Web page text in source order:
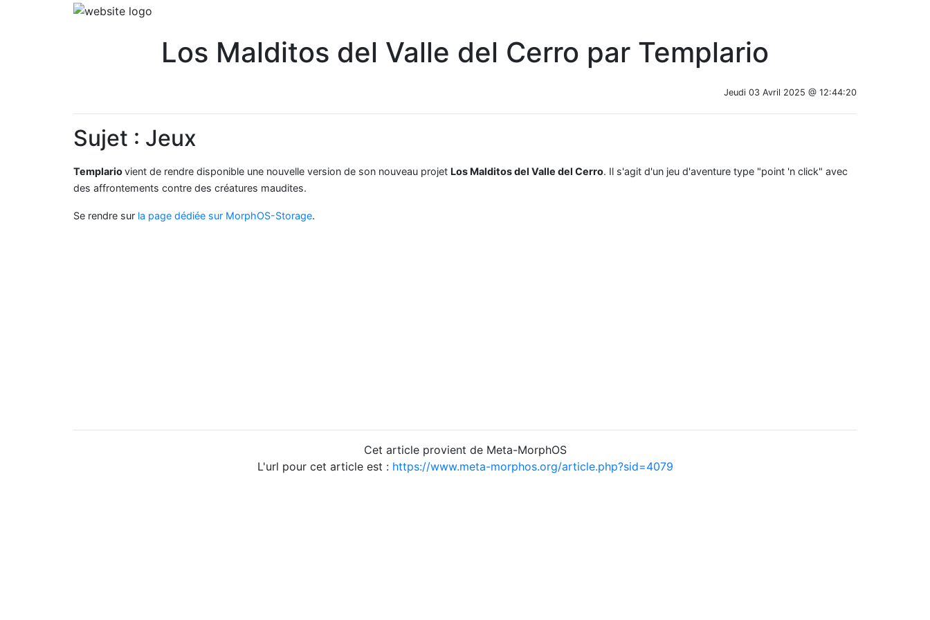
Los Malditos del Valle del Cerro par Templario
Jeudi 03 Avril 2025 @ 12:44:20
Sujet : Jeux
Templariovient de rendre disponible une nouvelle version de son nouveau projet Los Malditos del Valle del Cerro. Il s'agit d'un jeu d'aventure type "point 'n click" avec
des affrontements contre des créatures maudites.
Se rendre sur la page dédiée sur MorphOS-Storage.
Cet article provient de Meta-MorphOS
L'url pour cet article est : https://www.meta-morphos.org/article.php?sid=4079